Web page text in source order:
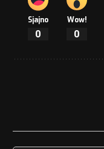
Sjajno
0
Wow!
0